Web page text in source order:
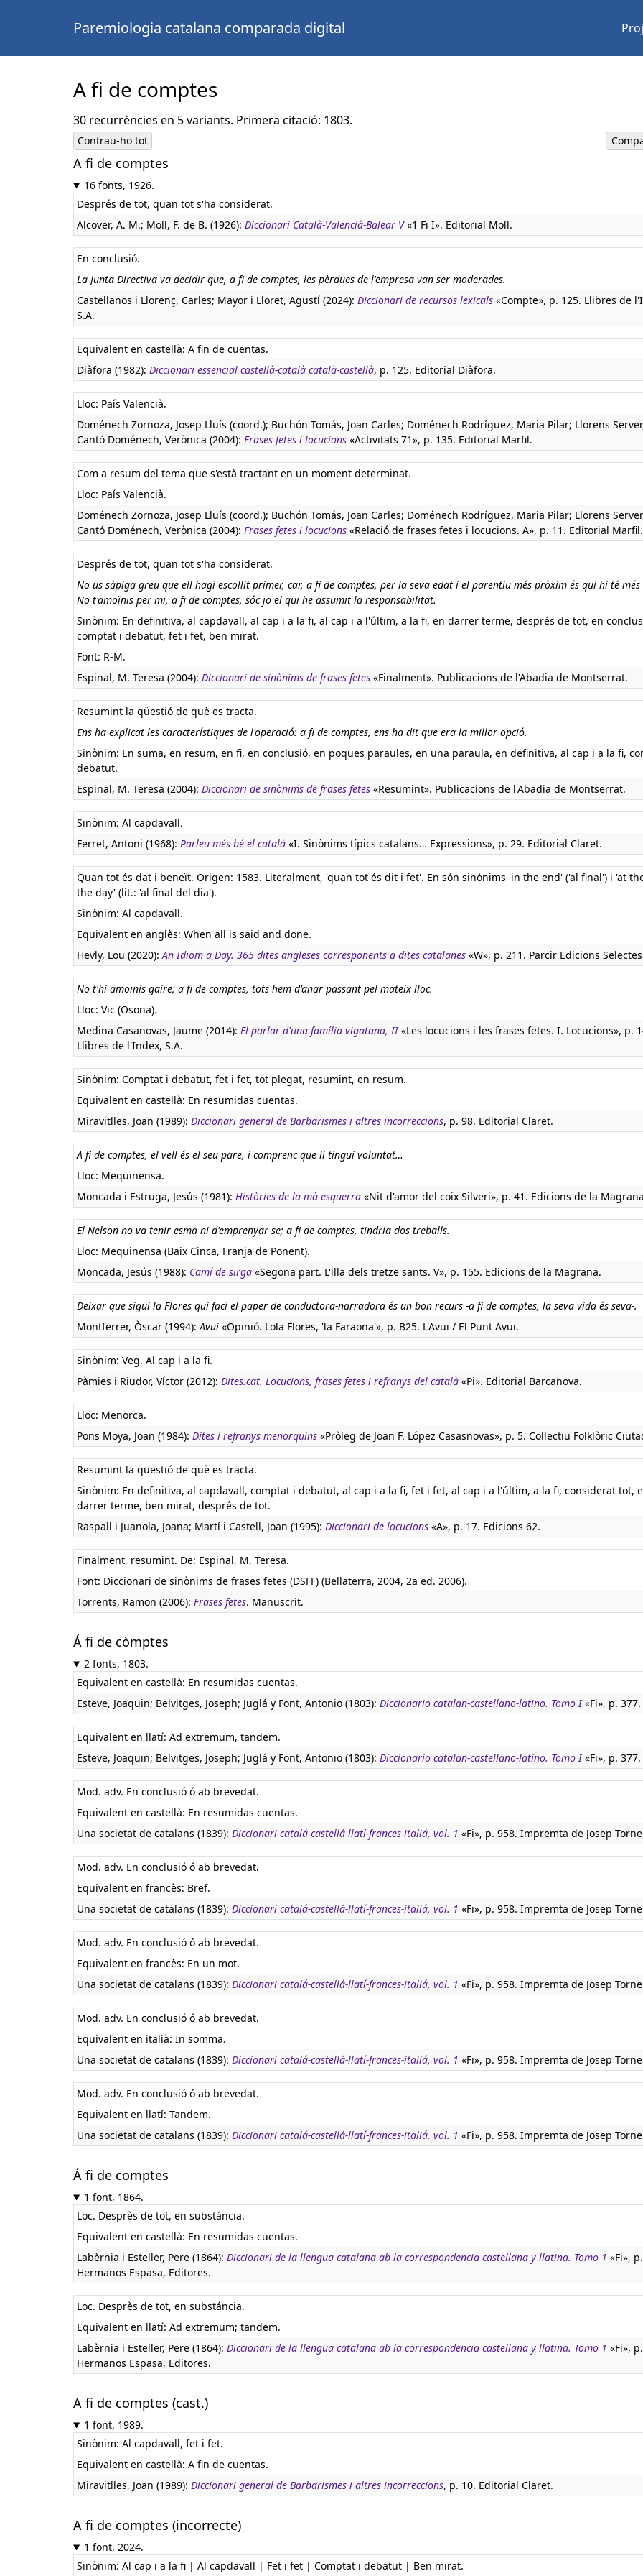
Paremiologia catalana comparada digital
A fi de comptes
30 recurrències en 5 variants. Primera citació: 1803.
Contrau-ho tot
A fi de comptes
16 fonts, 1926.
Després de tot, quan tot s'ha considerat.
Alcover, A. M.; Moll, F. de B. (1926): Diccionari Català-Valencià-Balear V«1 Fi I». Editorial Moll.
En conclusió.
La Junta Directiva va decidir que, a fi de comptes, les pèrdues de l'empresa van ser moderades.
Castellanos i Llorenç, Carles; Mayor i Lloret, Agustí (2024): Diccionari de recursos lexicals «Compte», p. 125. Llibres de
S.A.
Equivalent en castellà: A fin de cuentas.
Diàfora (1982): Diccionari essencial castellà-català català-castellà, p. 125. Editorial Diàfora.
Lloc: País Valencià.
Doménech Zornoza, Josep Lluís (coord.); Buchón Tomás, Joan Carles; Doménech Rodríguez, Maria Pilar; Llorens
Cantó Doménech, Verònica (2004): Frases fetes i locucions «Activitats 71», p. 135. Editorial Marfil.
Com a resum del tema que s'està tractant en un moment determinat.
Lloc: País Valencià.
Doménech Zornoza, Josep Lluís (coord.); Buchón Tomás, Joan Carles; Doménech Rodríguez, Maria Pilar; Llorens
Cantó Doménech, Verònica (2004): Frases fetes i locucions «Relació de frases fetes i locucions. A», p. 11. Editorial Marfil.
Després de tot, quan tot s'ha considerat.
No us sàpiga greu que ell hagi escollit primer, car, a fi de comptes, per la seva edat i el parentiu més pròxim és qui hi té
No t'amoïnis per mi, a fi de comptes, sóc jo el qui he assumit la responsabilitat.
Sinònim: En definitiva, al capdavall, al cap i a la fi, al cap i a l'últim, a la fi, en darrer terme, després de tot, en
comptat i debatut, fet i fet, ben mirat.
Font: R-M.
Espinal, M. Teresa (2004): Diccionari de sinònims de frases fetes «Finalment». Publicacions de l'Abadia de Montserrat.
Resumint la qüestió de què es tracta.
Ens ha explicat les característiques de l'operació: a fi de comptes, ens ha dit que era la millor opció.
Sinònim: En suma, en resum, en fi, en conclusió, en poques paraules, en una paraula, en definitiva, al cap i a la fi,
debatut.
Espinal, M. Teresa (2004): Diccionari de sinònims de frases fetes «Resumint». Publicacions de l'Abadia de Montserrat.
Sinònim: Al capdavall.
Ferret, Antoni (1968): Parleu més bé el català «I. Sinònims típics catalans… Expressions», p. 29. Editorial Claret.
Quan tot és dat i beneït. Origen: 1583. Literalment, 'quan tot és dit i fet'. En són sinònims 'in the end' ('al final') i 'at
the day' (lit.: 'al final del dia').
Sinònim: Al capdavall.
Equivalent en anglès: When all is said and done.
Hevly, Lou (2020):An Idiom a Day. 365 dites angleses corresponents a dites catalanes «W», p. 211. Parcir Edicions
No t'hi amoïnis gaire; a fi de comptes, tots hem d'anar passant pel mateix lloc.
Lloc: Vic (Osona).
Medina Casanovas, Jaume (2014): El parlar d'una família vigatana, II«Les locucions i les frases fetes. I. Locucions», p.
Llibres de l'Index, S.A.
Sinònim: Comptat i debatut, fet i fet, tot plegat, resumint, en resum.
Equivalent en castellà: En resumidas cuentas.
Miravitlles, Joan (1989): Diccionari general de Barbarismes i altres incorreccions, p. 98. Editorial Claret.
A fi de comptes, el vell és el seu pare, i comprenc que li tingui voluntat…
Lloc: Mequinensa.
Moncada i Estruga, Jesús (1981): Històries de la mà esquerra «Nit d'amor del coix Silveri», p. 41. Edicions de la
El Nelson no va tenir esma ni d'emprenyar-se; a fi de comptes, tindria dos treballs.
Lloc: Mequinensa (Baix Cinca, Franja de Ponent).
Moncada, Jesús (1988): Camí de sirga «Segona part. L'illa dels tretze sants. V», p. 155. Edicions de la Magrana.
Deixar que sigui la Flores qui faci el paper de conductora-narradora és un bon recurs -a fi de comptes, la seva vida és seva-.
Montferrer, Òscar (1994):Avui «Opinió. Lola Flores, 'la Faraona'», p. B25. L'Avui / El Punt Avui.
Sinònim: Veg. Al cap i a la fi.
Pàmies i Riudor, Víctor (2012): Dites.cat. Locucions, frases fetes i refranys del català «Pi». Editorial Barcanova.
Lloc: Menorca.
Pons Moya, Joan (1984): Dites i refranys menorquins «Pròleg de Joan F. López Casasnovas», p. 5. Col·lectiu Folklòric
Resumint la qüestió de què es tracta.
Sinònim: En definitiva, al capdavall, comptat i debatut, al cap i a la fi, fet i fet, al cap i a l'últim, a la fi, considerat tot,
darrer terme, ben mirat, després de tot.
Raspall i Juanola, Joana; Martí i Castell, Joan (1995): Diccionari de locucions «A», p. 17. Edicions 62.
Finalment, resumint. De: Espinal, M. Teresa.
Font: Diccionari de sinònims de frases fetes (DSFF) (Bellaterra, 2004, 2a ed. 2006).
Torrents, Ramon (2006): Frases fetes. Manuscrit.
Á fi de còmptes
2 fonts, 1803.
Equivalent en castellà: En resumidas cuentas.
Esteve, Joaquin; Belvitges, Joseph; Juglá y Font, Antonio (1803): Diccionario catalan-castellano-latino. Tomo I«Fi», p. 377.
Equivalent en llatí: Ad extremum, tandem.
Esteve, Joaquin; Belvitges, Joseph; Juglá y Font, Antonio (1803): Diccionario catalan-castellano-latino. Tomo I«Fi», p. 377.
Mod. adv. En conclusió ó ab brevedat.
Equivalent en castellà: En resumidas cuentas.
Una societat de catalans (1839): Diccionari catalá-castellá-llatí-frances-italiá, vol. 1 «Fi», p. 958. Impremta de Josep
Mod. adv. En conclusió ó ab brevedat.
Equivalent en francès: Bref.
Una societat de catalans (1839): Diccionari catalá-castellá-llatí-frances-italiá, vol. 1 «Fi», p. 958. Impremta de Josep
Mod. adv. En conclusió ó ab brevedat.
Equivalent en francès: En un mot.
Una societat de catalans (1839): Diccionari catalá-castellá-llatí-frances-italiá, vol. 1 «Fi», p. 958. Impremta de Josep
Mod. adv. En conclusió ó ab brevedat.
Equivalent en italià: In somma.
Una societat de catalans (1839): Diccionari catalá-castellá-llatí-frances-italiá, vol. 1 «Fi», p. 958. Impremta de Josep
Mod. adv. En conclusió ó ab brevedat.
Equivalent en llatí: Tandem.
Una societat de catalans (1839): Diccionari catalá-castellá-llatí-frances-italiá, vol. 1 «Fi», p. 958. Impremta de Josep
Á fi de comptes
1 font, 1864.
Loc. Desprès de tot, en substáncia.
Equivalent en castellà: En resumidas cuentas.
Labèrnia i Esteller, Pere (1864): Diccionari de la llengua catalana ab la correspondencia castellana y llatina. Tomo 1 «Fi»,
Hermanos Espasa, Editores.
Loc. Desprès de tot, en substáncia.
Equivalent en llatí: Ad extremum; tandem.
Labèrnia i Esteller, Pere (1864): Diccionari de la llengua catalana ab la correspondencia castellana y llatina. Tomo 1 «Fi»,
Hermanos Espasa, Editores.
A fi de comptes (cast.)
1 font, 1989.
Sinònim: Al capdavall, fet i fet.
Equivalent en castellà: A fin de cuentas.
Miravitlles, Joan (1989): Diccionari general de Barbarismes i altres incorreccions, p. 10. Editorial Claret.
A fi de comptes (incorrecte)
1 font, 2024.
Sinònim: Al cap i a la fi | Al capdavall | Fet i fet | Comptat i debatut | Ben mirat.